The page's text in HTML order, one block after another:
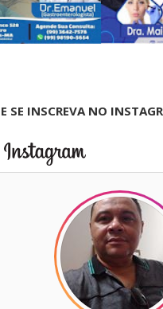
SE INSCREVA NO